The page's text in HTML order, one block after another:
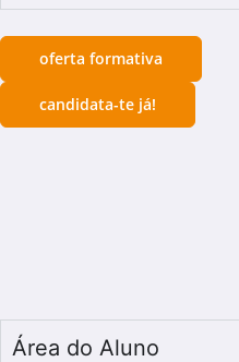
oferta formativa
candidata-te já!
Área do Aluno